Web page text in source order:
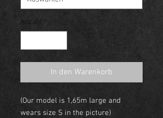
Anzahl *
In den Warenkorb
(Our model is 1,65m large and
wears size S in the picture)